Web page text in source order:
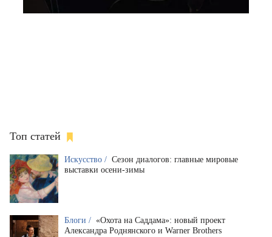
Топ статей
Искусство / Сезон диалогов: главные мировые
выставки осени-зимы
Блоги / «Охота на Саддама»: новый проект
Александра Роднянского и Warner Brothers